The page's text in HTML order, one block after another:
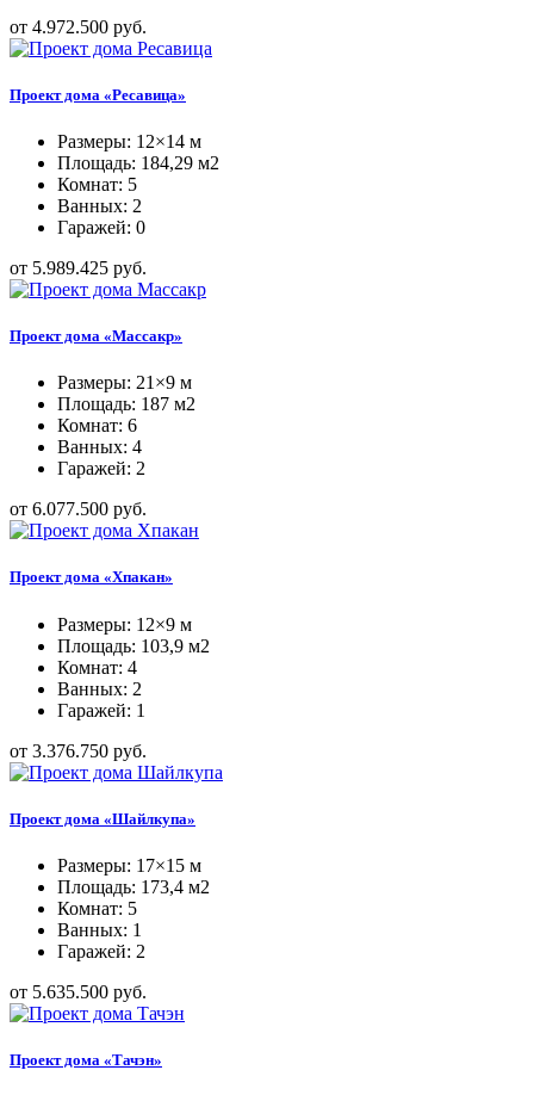
от 4.972.500 руб.
Проект дома «Ресавица»
Размеры: 12×14 м
Площадь: 184,29 м2
Комнат: 5
Ванных: 2
Гаражей: 0
от 5.989.425 руб.
Проект дома «Массакр»
Размеры: 21×9 м
Площадь: 187 м2
Комнат: 6
Ванных: 4
Гаражей: 2
от 6.077.500 руб.
Проект дома «Хпакан»
Размеры: 12×9 м
Площадь: 103,9 м2
Комнат: 4
Ванных: 2
Гаражей: 1
от 3.376.750 руб.
Проект дома «Шайлкупа»
Размеры: 17×15 м
Площадь: 173,4 м2
Комнат: 5
Ванных: 1
Гаражей: 2
от 5.635.500 руб.
Проект дома «Тачэн»